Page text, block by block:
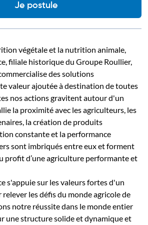
Je postule
végétale et la nutrition animale,
filiale historique du Groupe Roullier,
des solutions
valeur ajoutée à destination de toutes
nos actions gravitent autour d'un
la proximité avec les agriculteurs, les
la création de produits
constante et la performance
sont imbriqués entre eux et forment
profit d’une agriculture performante et
s'appuie sur les valeurs fortes d'un
les défis du monde agricole de
notre réussite dans le monde entier
une structure solide et dynamique et